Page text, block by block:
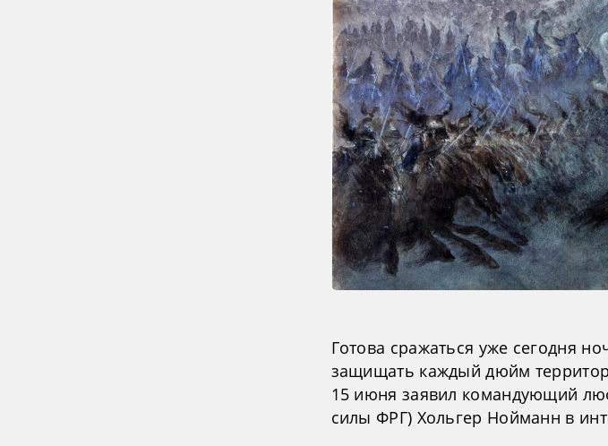
Готова сражаться уже сегодня
защищать каждый дюйм
15 июня заявил командующий
силы ФРГ) Хольгер Нойманн в